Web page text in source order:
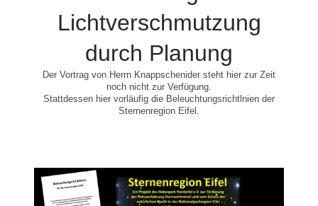
Lichtverschmutzung
durch Planung
Der Vortrag von Herrn Knappschenider steht hier zur Zeit
noch nicht zur Verfügung.
Stattdessen hier vorläufig die Beleuchtungsrichtlnien der
Sternenregion Eifel.